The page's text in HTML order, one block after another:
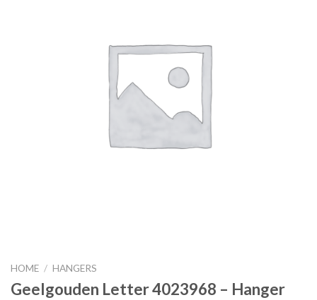
HOME / HANGERS
Geelgouden Letter 4023968 – Hanger